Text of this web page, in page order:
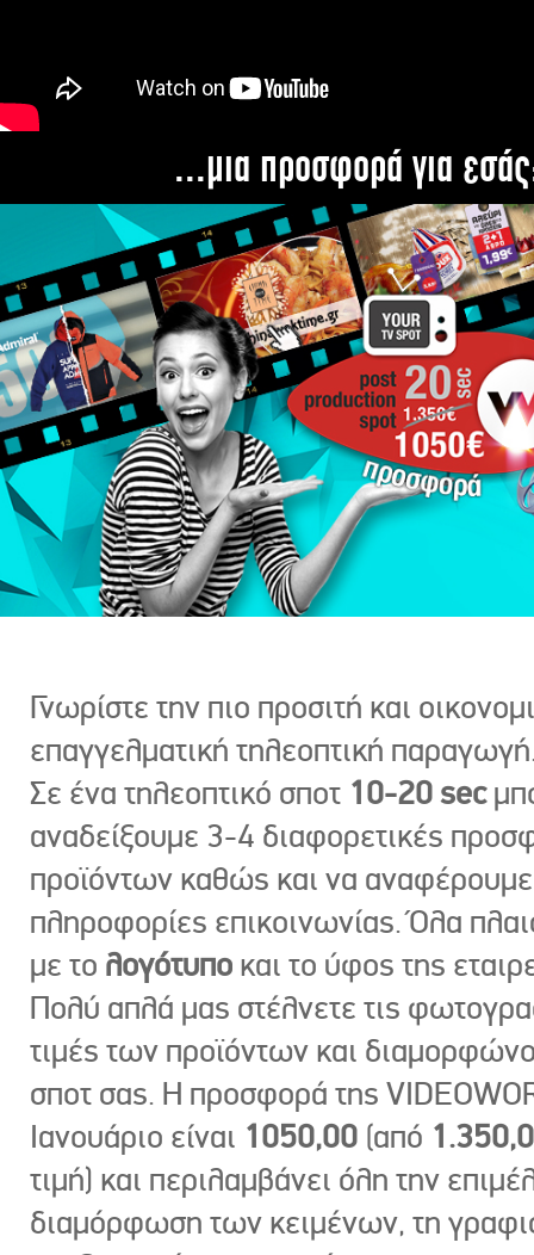
...μια προσφορά για
Γνωρίστε την πιο προσιτή και
επαγγελματική τηλεοπτική
Σε ένα τηλεοπτικό σποτ 10-20 sec
αναδείξουμε 3-4 διαφορετικές
προϊόντων καθώς και να
πληροφορίες επικοινωνίας. Όλα
με το λογότυπο και το ύφος της
Πολύ απλά μας στέλνετε τις
τιμές των προϊόντων και
σποτ σας. Η προσφορά της
Ιανουάριο είναι 1050,00 (από
τιμή) και περιλαμβάνει όλη την
διαμόρφωση των κειμένων, τη